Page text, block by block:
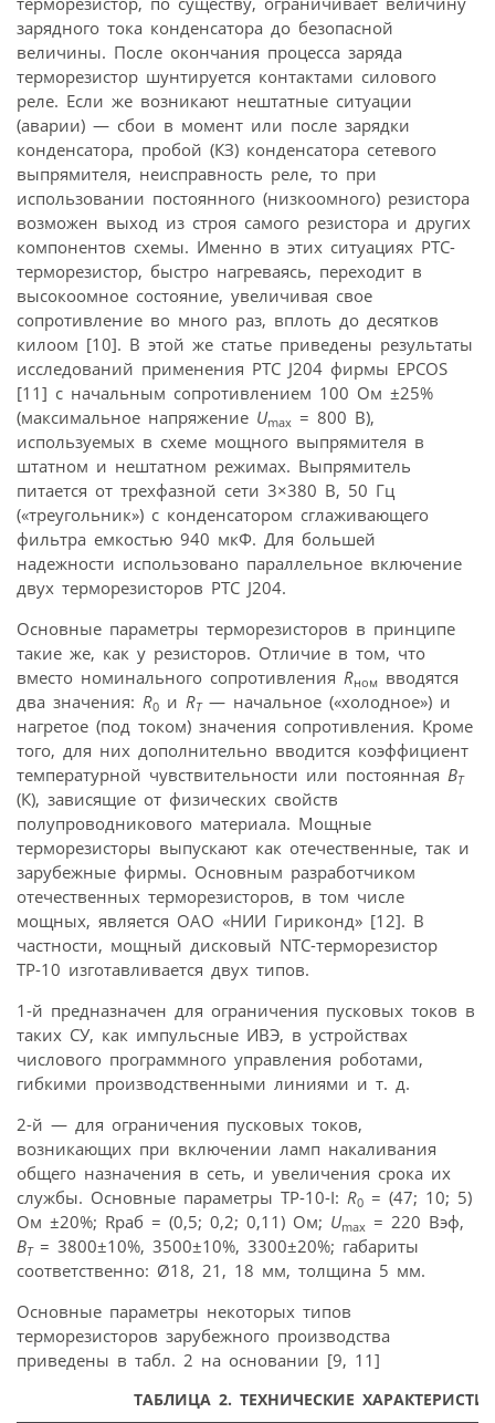
зарядного тока конденсатора до безопасной
величины. После окончания процесса заряда
терморезистор шунтируется контактами силового
реле. Если же возникают нештатные ситуации
(аварии) — сбои в момент или после зарядки
конденсатора, пробой (КЗ) конденсатора сетевого
выпрямителя, неисправность реле, то при
использовании постоянного (низкоомного) резистора
возможен выход из строя самого резистора и других
компонентов схемы. Именно в этих ситуациях PTC-
терморезистор, быстро нагреваясь, переходит в
высокоомное состояние, увеличивая свое
сопротивление во много раз, вплоть до десятков
килоом [10]. В этой же статье приведены результаты
исследований применения PTC J204 фирмы EPCOS
[11] с начальным сопротивлением 100 Ом ±25%
(максимальное напряжение Umax = 800 В),
используемых в схеме мощного выпрямителя в
штатном и нештатном режимах. Выпрямитель
питается от трехфазной сети 3×380 В, 50 Гц
(«треугольник») с конденсатором сглаживающего
фильтра емкостью 940 мкФ. Для большей
надежности использовано параллельное включение
двух терморезисторов PTC J204.
Основные параметры терморезисторов в принципе
такие же, как у резисторов. Отличие в том, что
вместо номинального сопротивления Rном вводятся
два значения: R0 и RT— начальное («холодное») и
нагретое (под током) значения сопротивления. Кроме
того, для них дополнительно вводится коэффициент
температурной чувствительности или постоянная BT
(К), зависящие от физических свойств
полупроводникового материала. Мощные
терморезисторы выпускают как отечественные, так и
зарубежные фирмы. Основным разработчиком
отечественных терморезисторов, в том числе
мощных, является ОАО «НИИ Гириконд» [12]. В
частности, мощный дисковый NTC-терморезистор
ТР-10 изготавливается двух типов.
1-й предназначен для ограничения пусковых токов в
таких СУ, как импульсные ИВЭ, в устройствах
числового программного управления роботами,
гибкими производственными линиями и т. д.
2-й — для ограничения пусковых токов,
возникающих при включении ламп накаливания
общего назначения в сеть, и увеличения срока их
службы. Основные параметры ТР-10-I: R0 = (47; 10; 5)
Ом ±20%; Rраб = (0,5; 0,2; 0,11) Ом; Umax = 220 Вэф,
BT= 3800±10%, 3500±10%, 3300±20%; габариты
соответственно: Ø18, 21, 18 мм, толщина 5 мм.
Основные параметры некоторых типов
терморезисторов зарубежного производства
приведены в табл. 2 на основании [9, 11]
ТАБЛИЦА 2. ТЕХНИЧЕСКИЕ